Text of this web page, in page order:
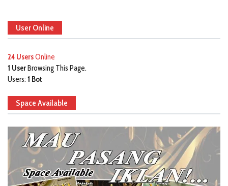
User Online
24 UsersOnline
1 UserBrowsing This Page.
Users: 1 Bot
Space Available